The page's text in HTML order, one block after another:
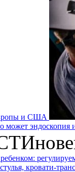
и США
может эндоскопия
кровати-